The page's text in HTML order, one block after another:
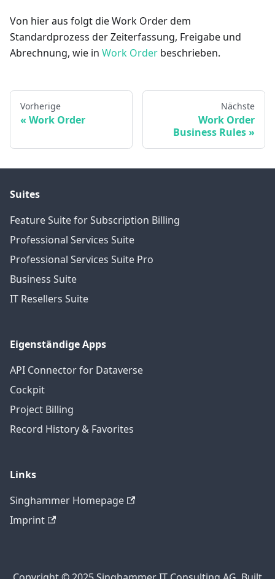
Von hier aus folgt die Work Order dem
Standardprozess der Zeiterfassung, Freigabe und
Abrechnung, wie in Work Order beschrieben.
Vorherige
Work Order
Nächste
Work Order
Business Rules
Suites
Feature Suite for Subscription Billing
Professional Services Suite
Professional Services Suite Pro
Business Suite
IT Resellers Suite
Eigenständige Apps
API Connector for Dataverse
Cockpit
Project Billing
Record History & Favorites
Links
Singhammer Homepage
Imprint